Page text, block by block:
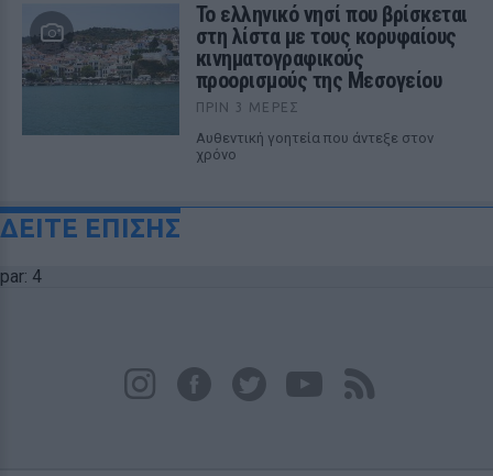
Το ελληνικό νησί που βρίσκεται
στη λίστα με τους κορυφαίους
κινηματογραφικούς
προορισμούς της Μεσογείου
ΠΡΙΝ 3 ΜΈΡΕΣ
Αυθεντική γοητεία που άντεξε στον
χρόνο
ΔΕΙΤΕ ΕΠΙΣΗΣ
par: 4